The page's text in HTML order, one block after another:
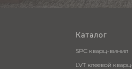
Каталог
SPC кварц-винил
LVT клеевой